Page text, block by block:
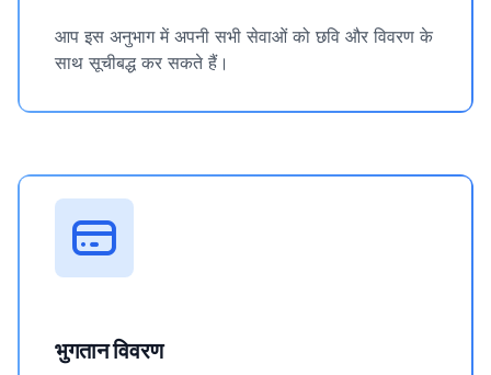
आप इस अनुभाग में अपनी सभी सेवाओं को छवि और विवरण के
साथ सूचीबद्ध कर सकते हैं।
भुगतान विवरण